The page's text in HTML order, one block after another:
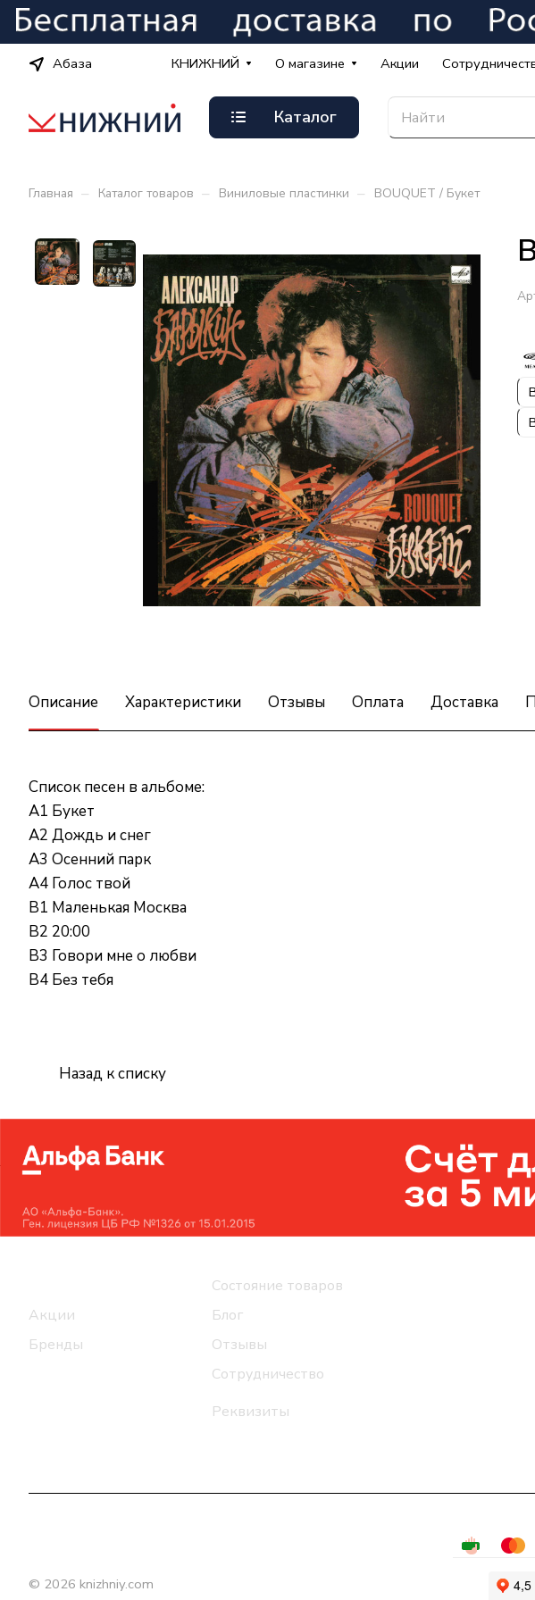
Абаза КНИЖНИЙ О магазине Акции
Каталог
Главная – Каталог товаров – Виниловые пластинки – BOUQUET / Букет
Описание Характеристики Отзывы Оплата Доставка
Список песен в альбоме:
A1 Букет
A2 Дождь и снег
A3 Осенний парк
A4 Голос твой
B1 Маленькая Москва
B2 20:00
B3 Говори мне о любви
B4 Без тебя
Назад к списку
Акции
Бренды
Состояние товаров
Блог
Отзывы
Сотрудничество
Реквизиты
© 2026 knizhniy.com